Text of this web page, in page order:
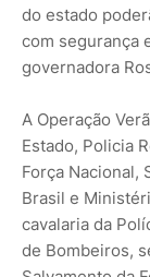
do estado
com segurança
governadora
A Operação
Estado, Policia
Força Nacional,
Brasil e
cavalaria da
de Bombeiros,